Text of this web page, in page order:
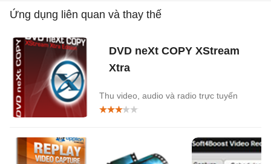
Ứng dụng liên quan và thay thế
DVD neXt COPY XStream
Xtra
Thu video, audio và radio trực tuyến